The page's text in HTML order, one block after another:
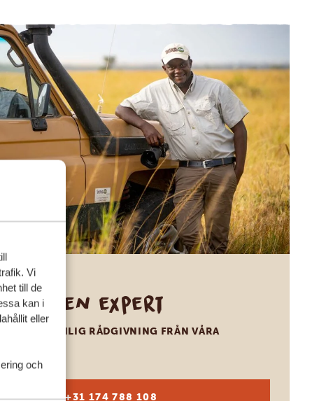
Vi
till de
kan i
eller
och
Ring en expert
FÅ PERSONLIG RÅDGIVNING FRÅN VÅRA
SV:+31 174 788 108